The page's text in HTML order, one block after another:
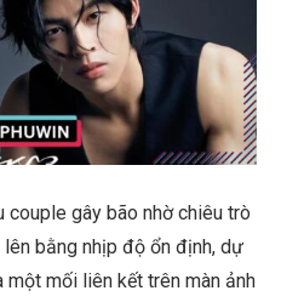
couple gây bão nhờ chiêu trò
bằng nhịp độ ổn định, dự
mối liên kết trên màn ảnh